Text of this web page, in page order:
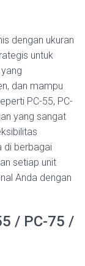
dengan ukuran
untuk
dan mampu
PC-55, PC-
yang sangat
di berbagai
setiap unit
Anda dengan
/ PC-75 /